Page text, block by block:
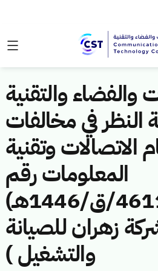
والفضاء والتقنية
النظر في مخالفات
الاتصالات وتقنية
المعلومات رقم
(461141125/ق/1446هـ)
زهران للصيانة
والتشغيل )